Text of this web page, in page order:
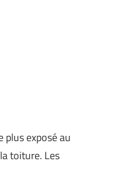
exposé au
toiture. Les